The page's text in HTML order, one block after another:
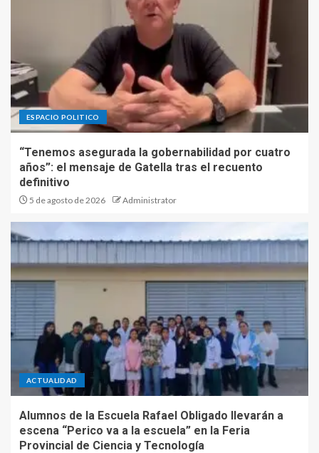
ESPACIO POLITICO
“Tenemos asegurada la gobernabilidad por cuatro
años”: el mensaje de Gatella tras el recuento
definitivo
5 de agosto de 2026 Administrator
ACTUALIDAD
Alumnos de la Escuela Rafael Obligado llevarán a
escena “Perico va a la escuela” en la Feria
Provincial de Ciencia y Tecnología